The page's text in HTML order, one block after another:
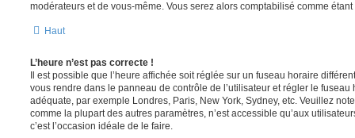
modérateurs et de vous-même. Vous serez alors comptabilisé comme
Haut
L’heure n’est pas correcte !
Il est possible que l’heure affichée soit réglée sur un fuseau horaire
vous rendre dans le panneau de contrôle de l’utilisateur et régler le
adéquate, par exemple Londres, Paris, New York, Sydney, etc. Veuillez
comme la plupart des autres paramètres, n’est accessible qu’aux
c’est l’occasion idéale de le faire.